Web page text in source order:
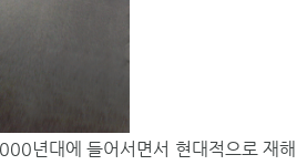
년대에 들어서면서 현대적으로 재해